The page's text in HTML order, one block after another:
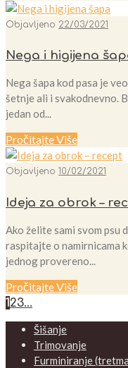
Objavljeno 22/03/2021
Nega i higijena
Nega šapa kod pasa je
šetnje ali i svakodnevno.
jedan od...
Pročitajte Više
Objavljeno 10/02/2021
Ideja za obrok –
Ako želite sami svom psu
raspitajte o namirnicama
jednog provereno...
Pročitajte Više
123…
Šišanje
Trimovanje
Furminiranje